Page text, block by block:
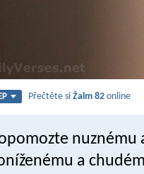
Přečtěte siŽalm 82 online
nuznému
a